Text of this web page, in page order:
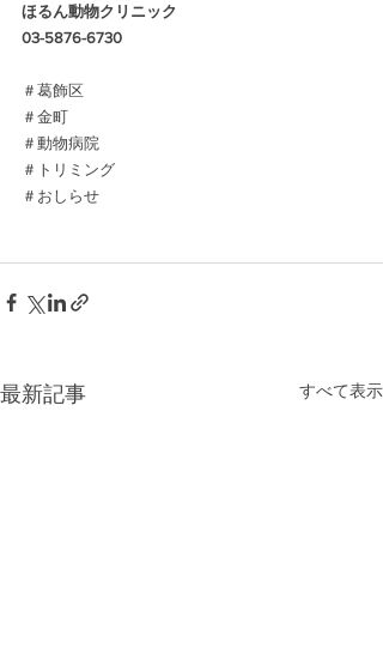
ほるん動物クリニック
03-5876-6730
＃葛飾区
＃金町
＃動物病院
＃トリミング
＃おしらせ
最新記事 すべて表示